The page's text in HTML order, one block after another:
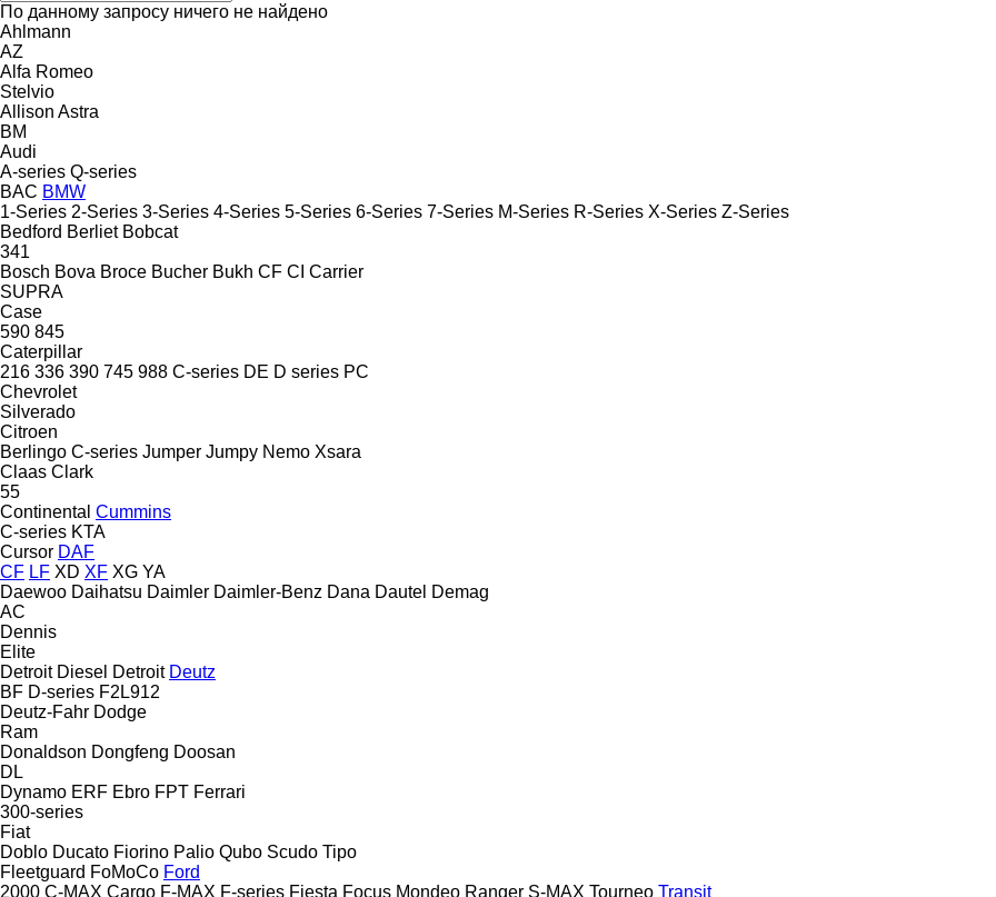
По данному запросу ничего не найдено
Ahlmann
AZ
Alfa Romeo
Stelvio
Allison Astra
BM
Audi
A-series Q-series
BAC BMW
1-Series 2-Series 3-Series 4-Series 5-Series 6-Series 7-Series M-Series R-Series X-Series Z-Series
Bedford Berliet Bobcat
341
Bosch Bova Broce Bucher Bukh CF CI Carrier
SUPRA
Case
590 845
Caterpillar
216 336 390 745 988 C-series DE D series PC
Chevrolet
Silverado
Citroen
Berlingo C-series Jumper Jumpy Nemo Xsara
Claas Clark
55
Continental Cummins
C-series KTA
Cursor DAF
CF LF XD XF XG YA
Daewoo Daihatsu Daimler Daimler-Benz Dana Dautel Demag
AC
Dennis
Elite
Detroit Diesel Detroit Deutz
BF D-series F2L912
Deutz-Fahr Dodge
Ram
Donaldson Dongfeng Doosan
DL
Dynamo ERF Ebro FPT Ferrari
300-series
Fiat
Doblo Ducato Fiorino Palio Qubo Scudo Tipo
Fleetguard FoMoCo Ford
2000 C-MAX Cargo F-MAX F-series Fiesta Focus Mondeo Ranger S-MAX Tourneo Transit